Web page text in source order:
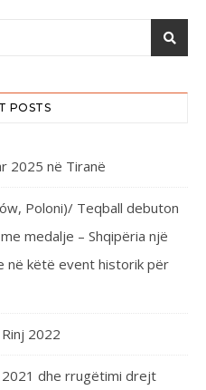
POSTS
2025 në Tiranë
Poloni)/ Teqball debuton
medalje – Shqipëria një
në këtë event historik për
2022
dhe rrugëtimi drejt